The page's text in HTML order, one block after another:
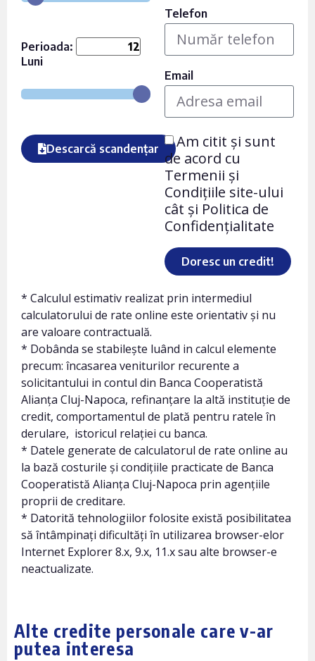
Perioada:
Luni
Descarcă scandențar
Telefon
Email
Am citit și sunt
de acord cu
Termenii și
Condițiile site-ului
cât și Politica de
Confidențialitate
Doresc un credit!
* Calculul estimativ realizat prin intermediul
calculatorului de rate online este orientativ și nu
are valoare contractuală.
* Dobânda se stabilește luând in calcul elemente
precum: încasarea veniturilor recurente a
solicitantului in contul din Banca Cooperatistă
Alianța Cluj-Napoca, refinanțare la altă instituție de
credit, comportamentul de plată pentru ratele în
derulare, istoricul relației cu banca.
* Datele generate de calculatorul de rate online au
la bază costurile și condițiile practicate de Banca
Cooperatistă Alianța Cluj-Napoca prin agențiile
proprii de creditare.
* Datorită tehnologiilor folosite există posibilitatea
să întâmpinați dificultăți în utilizarea browser-elor
Internet Explorer 8.x, 9.x, 11.x sau alte browser-e
neactualizate.
Alte credite personale care v-ar
putea interesa